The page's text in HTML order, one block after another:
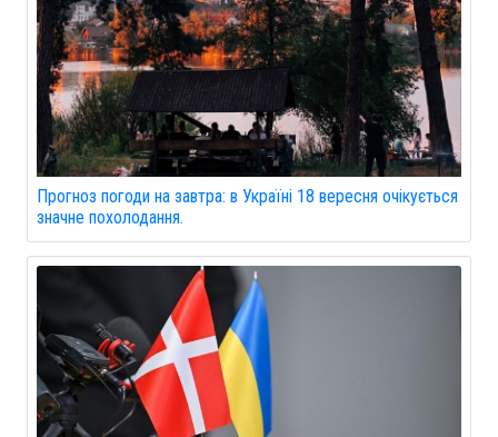
Прогноз погоди на завтра: в Україні 18 вересня очікується
значне похолодання.